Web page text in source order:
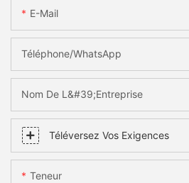
E-Mail
Téléphone/WhatsApp
Nom De L&#39;entreprise
Téléversez Vos Exigences
Teneur